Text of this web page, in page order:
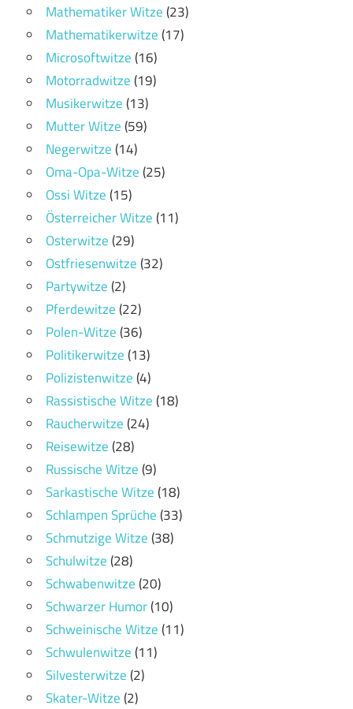
Mathematiker Witze(23)
Mathematikerwitze(17)
Microsoftwitze(16)
Motorradwitze(19)
Musikerwitze(13)
Mutter Witze(59)
Negerwitze(14)
Oma-Opa-Witze(25)
Ossi Witze(15)
Österreicher Witze(11)
Osterwitze(29)
Ostfriesenwitze(32)
Partywitze(2)
Pferdewitze(22)
Polen-Witze(36)
Politikerwitze(13)
Polizistenwitze(4)
Rassistische Witze(18)
Raucherwitze(24)
Reisewitze(28)
Russische Witze(9)
Sarkastische Witze(18)
Schlampen Sprüche(33)
Schmutzige Witze(38)
Schulwitze(28)
Schwabenwitze(20)
Schwarzer Humor(10)
Schweinische Witze(11)
Schwulenwitze(11)
Silvesterwitze(2)
Skater-Witze(2)